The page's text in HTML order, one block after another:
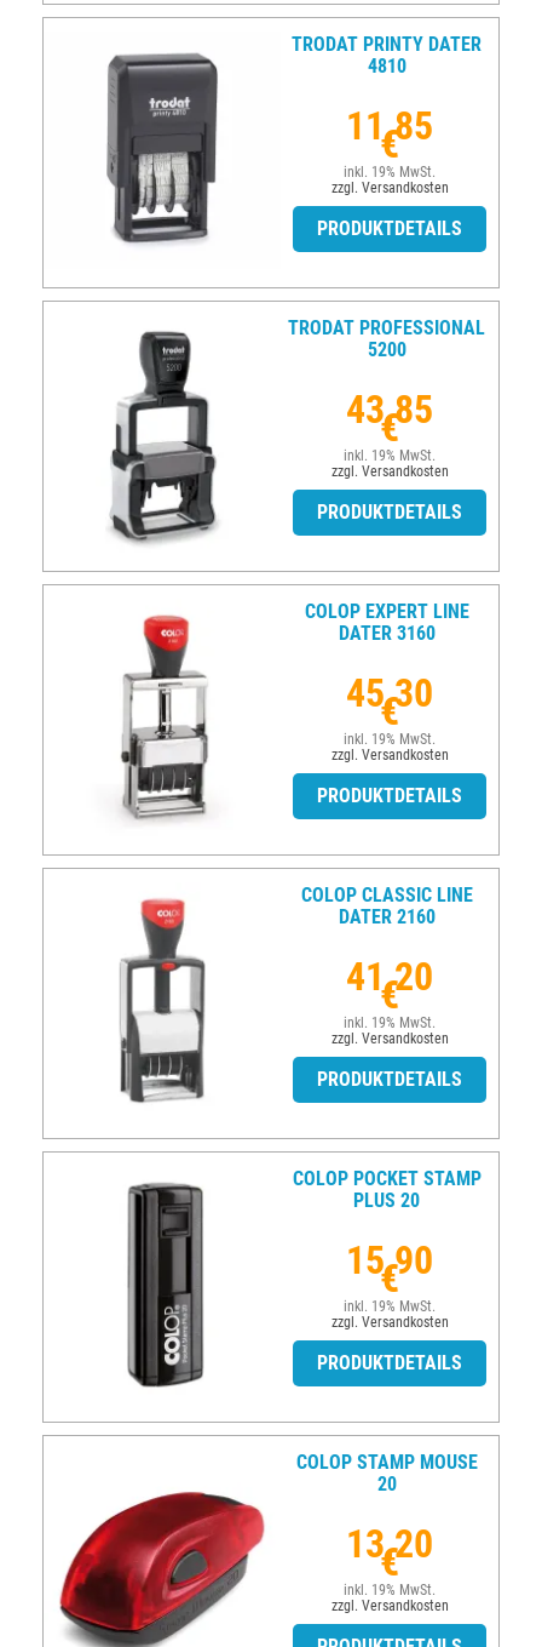
TRODAT PRINTY DATER
4810
11,85
€
inkl. 19% MwSt.
zzgl. Versandkosten
PRODUKTDETAILS
TRODAT PROFESSIONAL
5200
43,85
€
inkl. 19% MwSt.
zzgl. Versandkosten
PRODUKTDETAILS
COLOP EXPERT LINE
DATER 3160
45,30
€
inkl. 19% MwSt.
zzgl. Versandkosten
PRODUKTDETAILS
COLOP CLASSIC LINE
DATER 2160
41,20
€
inkl. 19% MwSt.
zzgl. Versandkosten
PRODUKTDETAILS
COLOP POCKET STAMP
PLUS 20
15,90
€
inkl. 19% MwSt.
zzgl. Versandkosten
PRODUKTDETAILS
COLOP STAMP MOUSE
20
13,20
€
inkl. 19% MwSt.
zzgl. Versandkosten